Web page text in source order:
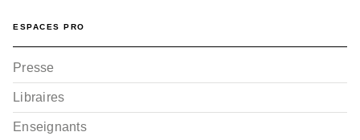
ESPACES PRO
Presse
Libraires
Enseignants